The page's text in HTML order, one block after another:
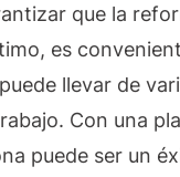
que la
es
llevar de
Con una
puede ser un